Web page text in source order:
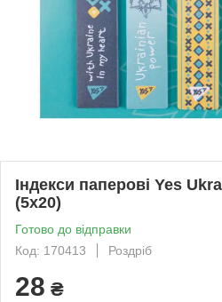
Індекси паперові Yes
(5x20)
Готово до відправки
Код: 170413
Роздріб
28 ₴